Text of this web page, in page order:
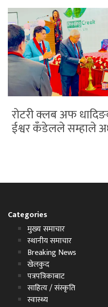
रोटरी क्लब अफ
ईश्वर कँडेलले सम्हाले
Categories
मुख्य समाचार
स्थानीय समाचार
Breaking News
खेलकुद
पत्रपत्रिकाबाट
साहित्य / संस्कृति
स्वास्थ्य